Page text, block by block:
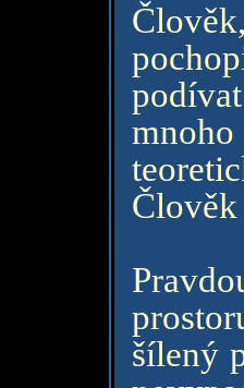
šílený